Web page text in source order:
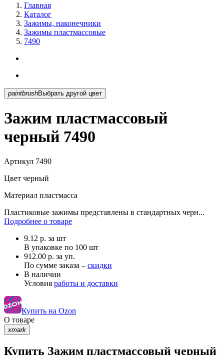
Главная
Каталог
Зажимы, наконечники
Зажимы пластмассовые
7490
paintbrush Выбрать другой цвет
Зажим пластмассовый
черный 7490
Артикул 7490
Цвет черный
Материал пластмасса
Пластиковые зажимы представлены в стандартных черн...
Подробнее о товаре
9.12 р. за шт
В упаковке по 100 шт
912.00 р. за уп.
По сумме заказа – скидки
В наличии
Условия работы и доставки
Купить на Ozon
О товаре
xmark
Купить Зажим пластмассовый черный